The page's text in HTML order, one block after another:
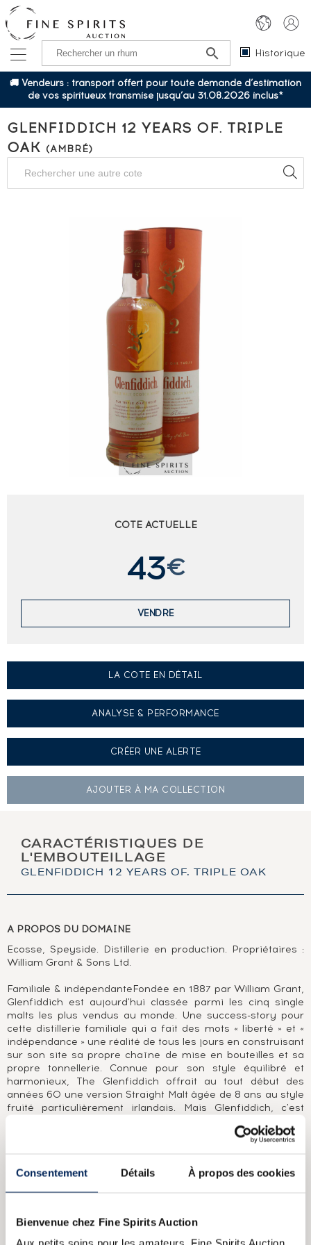
Consentement Détails À propos des cookies
Bienvenue chez Fine Spirits Auction
Historique
🚚 Vendeurs : transport offert pour toute demande d’estimation
de vos spiritueux transmise jusqu’au 31.08.2026 inclus*
GLENFIDDICH 12 YEARS OF. TRIPLE
OAK (AMBRÉ)
COTE ACTUELLE
43€
VENDRE
LA COTE EN DÉTAIL
ANALYSE & PERFORMANCE
CRÉER UNE ALERTE
AJOUTER À MA COLLECTION
CARACTÉRISTIQUES DE
L'EMBOUTEILLAGE
GLENFIDDICH 12 YEARS OF. TRIPLE OAK
A PROPOS DU DOMAINE
Ecosse, Speyside. Distillerie en production. Propriétaires :
William Grant & Sons Ltd.
Familiale & indépendanteFondée en 1887 par William Grant,
Glenfiddich est aujourd'hui classée parmi les cinq single
malts les plus vendus au monde. Une success-story pour
cette distillerie familiale qui a fait des mots « liberté » et «
indépendance » une réalité de tous les jours en construisant
sur son site sa propre chaîne de mise en bouteilles et sa
propre tonnellerie. Connue pour son style équilibré et
harmonieux, The Glenfiddich offrait au tout début des
années 60 une version Straight Malt âgée de 8 ans au style
fruité particulièrement irlandais. Mais Glenfiddich, c'est
Vintage Reserve » dont The Glenfiddich 1963, ou encore «
Private Vintage » avec The Glenfiddich 1955. Plus
travers le monde et offre de magnifiques versions d'âges
tout début des années 90.